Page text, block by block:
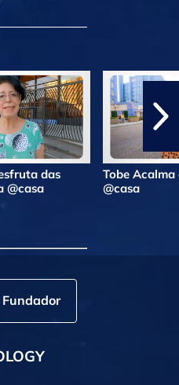
das
@casa
Tobe Acalma
@casa
Fundador